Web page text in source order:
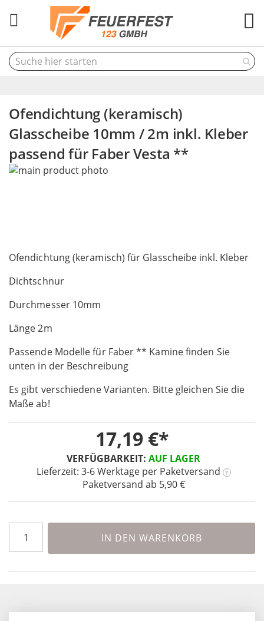
Ofendichtung (keramisch)
Glasscheibe 10mm / 2m inkl. Kleber
passend für Faber Vesta **
Ofendichtung (keramisch) für Glasscheibe inkl. Kleber
Dichtschnur
Durchmesser 10mm
Länge 2m
Passende Modelle für Faber ** Kamine finden Sie
unten in der Beschreibung
Es gibt verschiedene Varianten. Bitte gleichen Sie die
Maße ab!
VERFÜGBARKEIT: AUF LAGER
Lieferzeit: 3-6 Werktageper Paketversand ?
Paketversand ab 5,90 €
17,19 €
IN DEN WARENKORB
Skip
gallery
to
beginning
the
images
gallery